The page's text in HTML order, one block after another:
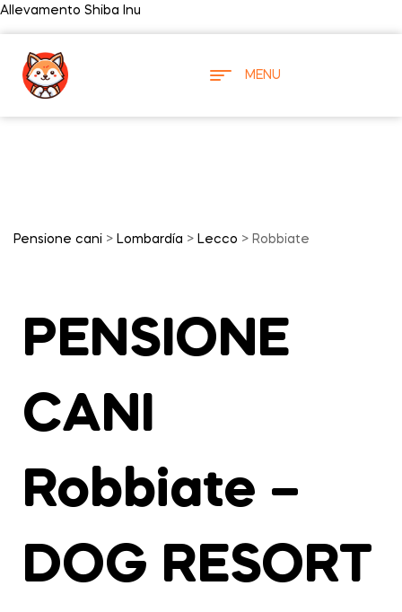
Allevamento Shiba Inu
MENU
Pensione cani > Lombardía > Lecco > Robbiate
PENSIONE
CANI
Robbiate –
DOG RESORT